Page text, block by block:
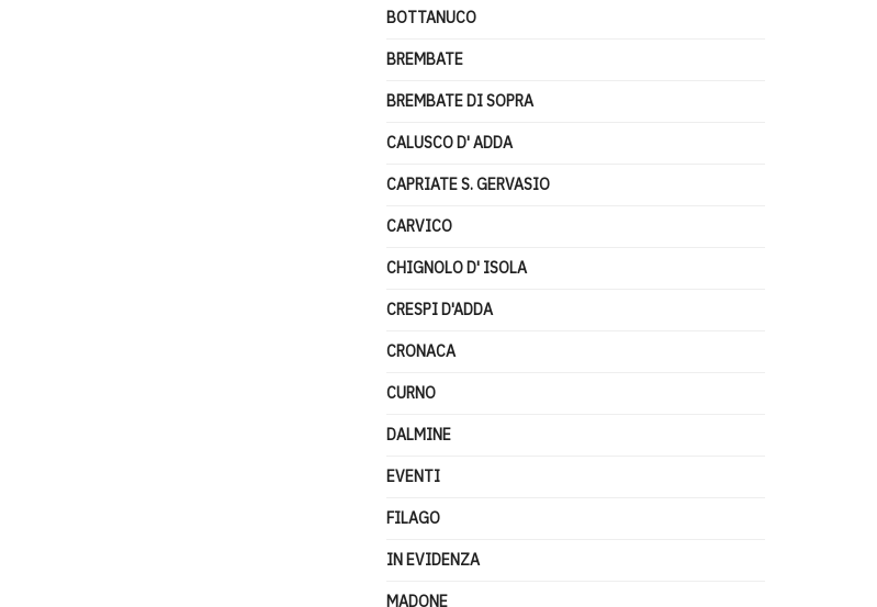
BOTTANUCO
BREMBATE
BREMBATE DI SOPRA
CALUSCO D' ADDA
CAPRIATE S. GERVASIO
CARVICO
CHIGNOLO D' ISOLA
CRESPI D'ADDA
CRONACA
CURNO
DALMINE
EVENTI
FILAGO
IN EVIDENZA
MADONE